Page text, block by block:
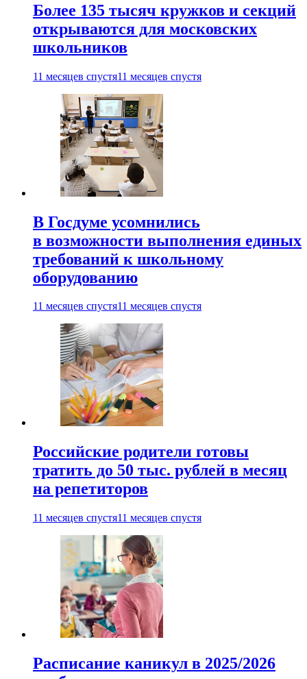
Более 135 тысяч кружков и секций
открываются для московских
школьников
11 месяцев спустя11 месяцев спустя
В Госдуме усомнились
в возможности выполнения единых
требований к школьному
оборудованию
11 месяцев спустя11 месяцев спустя
Российские родители готовы
тратить до 50 тыс. рублей в месяц
на репетиторов
11 месяцев спустя11 месяцев спустя
Расписание каникул в 2025/2026